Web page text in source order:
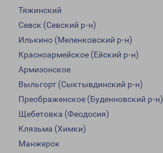
Тяжинский
Севск (Севский р-н)
Илькино (Меленковский р-н)
Красноармейское (Ейский р-н)
Армизонское
Выльгорт (Сыктывдинский р-н)
Преображенское (Буденновский р-н)
Щебетовка (Феодосия)
Клязьма (Химки)
Манжерок